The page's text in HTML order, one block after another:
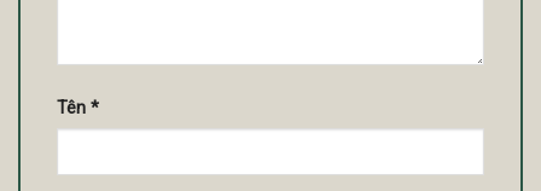
Tên *